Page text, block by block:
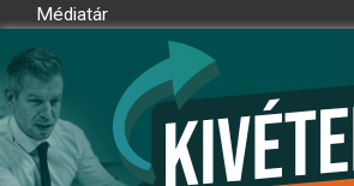
Médiatár
Adatkezelési nyilatkozat
Átláthatósági nyilatkozat
Ugrás az oldal tetejére